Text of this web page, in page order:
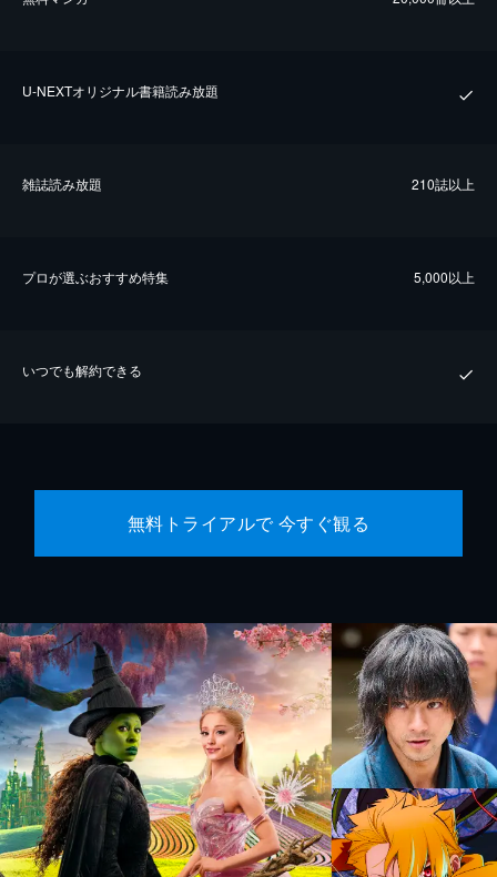
U-NEXTオリジナル書籍読み放題
雑誌読み放題 210誌以上
プロが選ぶおすすめ特集 5,000以上
いつでも解約できる
無料トライアルで 今すぐ観る